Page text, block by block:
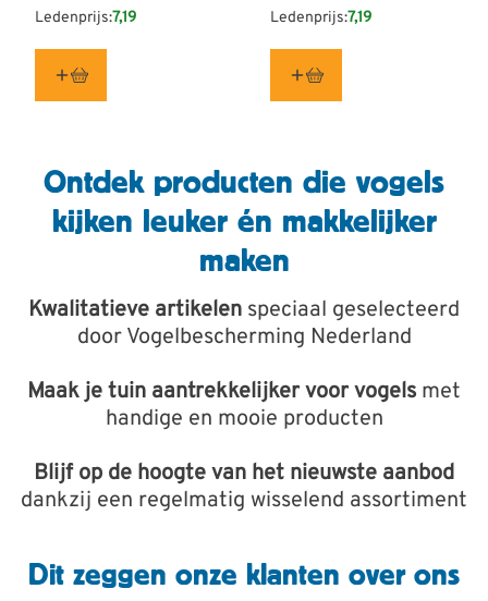
Ledenprijs:7,19 Ledenprijs:7,19
Ontdek producten die vogels
kijken leuker én makkelijker
maken
Kwalitatieve artikelen speciaal geselecteerd
door Vogelbescherming Nederland
Maak je tuin aantrekkelijker voor vogels met
handige en mooie producten
Blijf op de hoogte van het nieuwste aanbod
dankzij een regelmatig wisselend assortiment
Dit zeggen onze klanten over ons